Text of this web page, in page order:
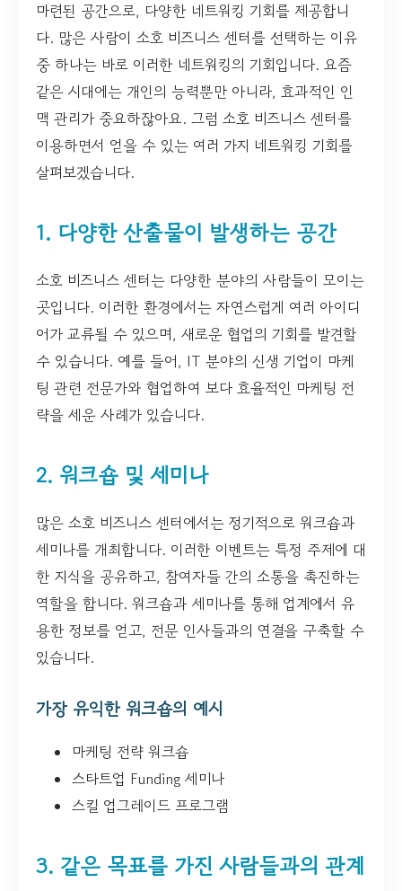
마련된 공간으로, 다양한 네트워킹 기회를 제공합니
다. 많은 사람이 소호 비즈니스 센터를 선택하는 이유
중 하나는 바로 이러한 네트워킹의 기회입니다. 요즘
같은 시대에는 개인의 능력뿐만 아니라, 효과적인 인
맥 관리가 중요하잖아요. 그럼 소호 비즈니스 센터를
이용하면서 얻을 수 있는 여러 가지 네트워킹 기회를
살펴보겠습니다.
1. 다양한 산출물이 발생하는 공간
소호 비즈니스 센터는 다양한 분야의 사람들이 모이는
곳입니다. 이러한 환경에서는 자연스럽게 여러 아이디
어가 교류될 수 있으며, 새로운 협업의 기회를 발견할
수 있습니다. 예를 들어, IT 분야의 신생 기업이 마케
팅 관련 전문가와 협업하여 보다 효율적인 마케팅 전
략을 세운 사례가 있습니다.
2. 워크숍 및 세미나
많은 소호 비즈니스 센터에서는 정기적으로 워크숍과
세미나를 개최합니다. 이러한 이벤트는 특정 주제에 대
한 지식을 공유하고, 참여자들 간의 소통을 촉진하는
역할을 합니다. 워크숍과 세미나를 통해 업계에서 유
용한 정보를 얻고, 전문 인사들과의 연결을 구축할 수
있습니다.
가장 유익한 워크숍의 예시
마케팅 전략 워크숍
스타트업 Funding 세미나
스킬 업그레이드 프로그램
3. 같은 목표를 가진 사람들과의 관계